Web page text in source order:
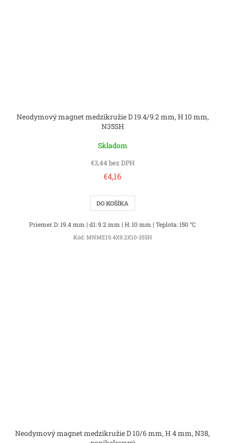
Neodymový magnet medzikružie D 19.4/9.2 mm, H 10 mm,
N35SH
Skladom
€3,44 bez DPH
€4,16
DO KOŠÍKA
Priemer D: 19.4 mm | d1: 9.2 mm | H: 10 mm | Teplota: 150 °C
Kód: MNME19.4X9.2X10-35SH
Neodymový magnet medzikružie D 10/6 mm, H 4 mm, N38,